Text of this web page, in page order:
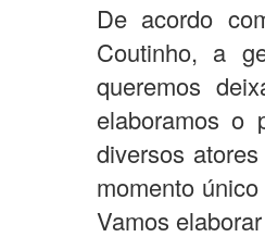
De acordo
Coutinho, a
queremos
elaboramos o
diversos
momento
Vamos